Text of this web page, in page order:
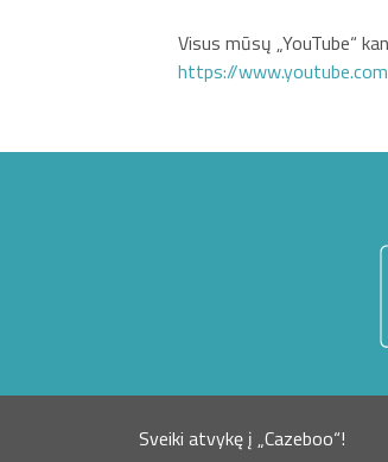
Visus mūsų „YouTube“
https://
Sveiki atvykę į „Cazeboo“!